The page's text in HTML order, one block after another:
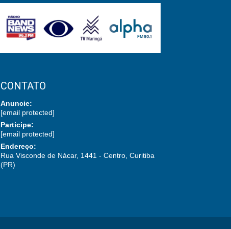
CONTATO
Anuncie:
[email protected]
Participe:
[email protected]
Endereço:
Rua Visconde de Nácar, 1441 - Centro, Curitiba
(PR)